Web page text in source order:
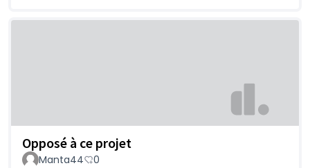
Opposé à ce projet
Manta44 0